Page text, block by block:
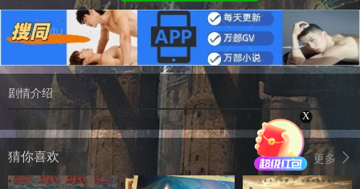
剧情介绍
更多
猜你喜欢
X